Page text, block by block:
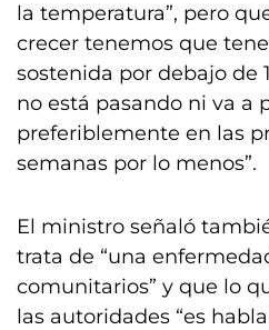
la temperatura”, pero
crecer tenemos que
sostenida por debajo de
no está pasando ni va a
preferiblemente en las
semanas por lo menos”.
El ministro señaló
trata de “una
comunitarios” y que lo
las autoridades “es